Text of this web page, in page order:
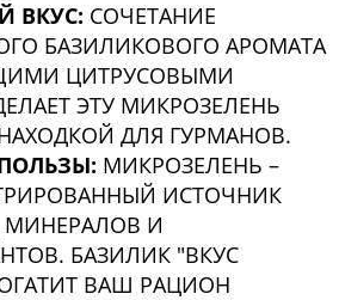
ВКУС: СОЧЕТАНИЕ
БАЗИЛИКОВОГО АРОМАТА
ЦИТРУСОВЫМИ
ЭТУ МИКРОЗЕЛЕНЬ
ДЛЯ ГУРМАНОВ.
МИКРОЗЕЛЕНЬ –
ИСТОЧНИК
И
БАЗИЛИК "ВКУС
ВАШ РАЦИОН